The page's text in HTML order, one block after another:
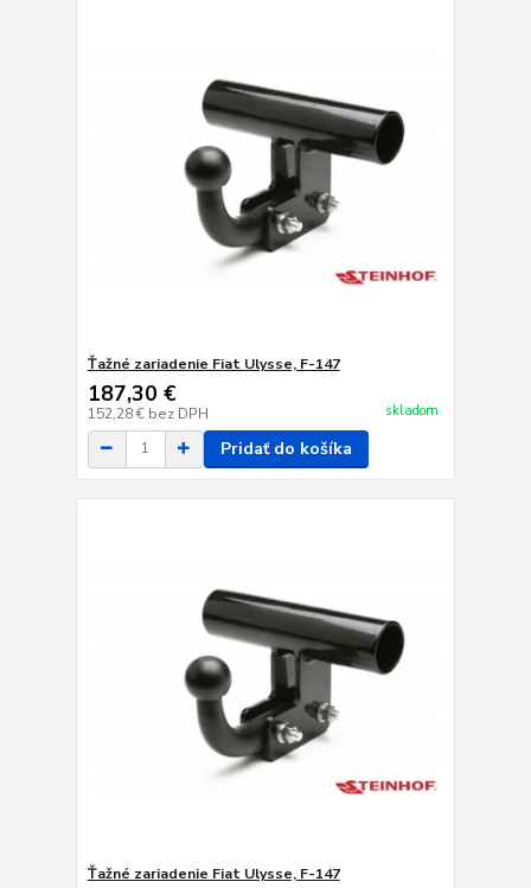
Ťažné zariadenie Fiat Ulysse, F-147
187,30 €
152,28 € bez DPH skladom
Pridať do košíka
Ťažné zariadenie Fiat Ulysse, F-147